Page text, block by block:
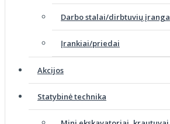
Darbo stalai/dirbtuvių įranga
Įrankiai/priedai
Akcijos
Statybinė technika